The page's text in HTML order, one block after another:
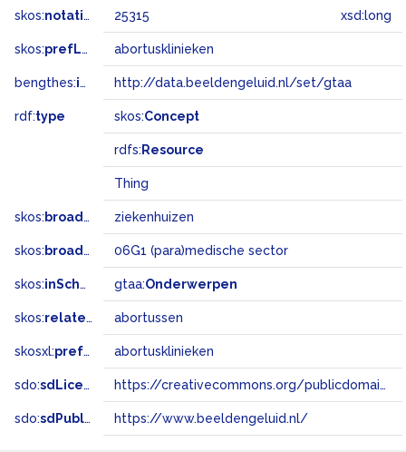
skos:notation 25315 xsd:long
skos:prefLabel abortusklinieken
bengthes:inSet http://data.beeldengeluid.nl/set/gtaa
rdf:type skos:Concept
rdfs: Resource
Thing
skos: broader ziekenhuizen
skos: broadMatch 06G1 (para)medische sector
skos:inScheme gtaa:Onderwerpen
skos:related abortussen
skosxl:prefLabel abortusklinieken
sdo:sdLicense https://creativecommons.org/publicdomain/zero/1.0/
sdo:sdPublisher https://www.beeldengeluid.nl/